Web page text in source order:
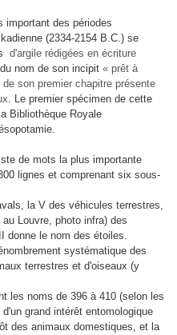
important des périodes
(2334-2154 B.C.) se
d'argile rédigées en écriture
nom de son incipit « prêt à
son premier chapitre présente
. Le premier spécimen de cette
Bibliothèque Royale
de mots la plus importante
lignes et comprenant six sous-
la V des véhicules terrestres,
Louvre, photo infra) des
donne le nom des étoiles.
systématique des
terrestres et d'oiseaux (y
les noms de 396 à 410 (selon les
grand intérêt entomologique
des animaux domestiques, et la